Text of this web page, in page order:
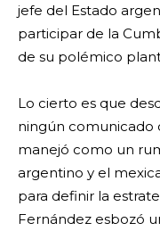
jefe del Estado
participar de la
de su polémico
Lo cierto es que
ningún comunicado
manejó como un
argentino y el
para definir la
Fernández esbozó